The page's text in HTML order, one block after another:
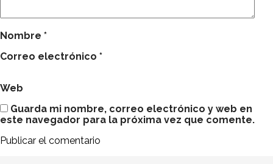
Nombre *
Correo electrónico *
Web
Guarda mi nombre, correo electrónico y web en
este navegador para la próxima vez que comente.